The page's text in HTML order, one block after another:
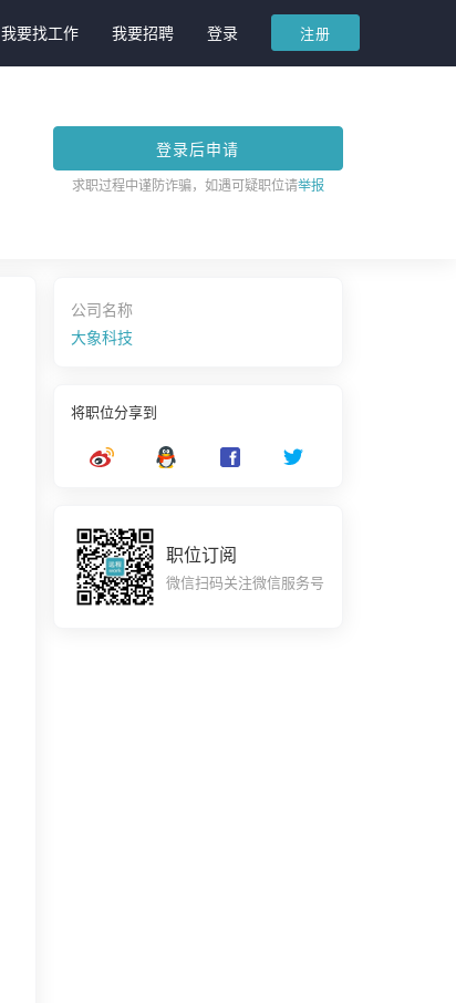
我要找工作 我要招聘 登录 注册
登录后申请
求职过程中谨防诈骗，如遇可疑职位请举报
公司名称
大象科技
将职位分享到
职位订阅
微信扫码关注微信服务号